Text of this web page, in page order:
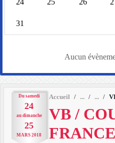
Du samedi
24
au dimanche
25
MARS 2018
Accueil
VB /
FRANCE
24 25 26
31
Aucun